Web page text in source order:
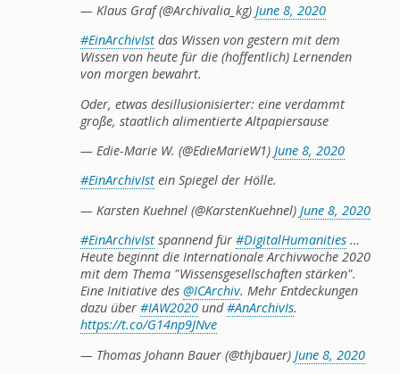
— Klaus Graf (@Archivalia_kg) June 8, 2020
#EinArchivIst das Wissen von gestern mit dem
Wissen von heute für die (hoffentlich) Lernenden
von morgen bewahrt.
Oder, etwas desillusionisierter: eine verdammt
große, staatlich alimentierte Altpapiersause
— Edie-Marie W. (@EdieMarieW1) June 8, 2020
#EinArchivIst ein Spiegel der Hölle.
— Karsten Kuehnel (@KarstenKuehnel) June 8, 2020
#EinArchivIst spannend für #DigitalHumanities …
Heute beginnt die Internationale Archivwoche 2020
mit dem Thema "Wissensgesellschaften stärken".
Eine Initiative des @ICArchiv. Mehr Entdeckungen
dazu über #IAW2020 und#AnArchivIs.
https://t.co/G14np9JNve
— Thomas Johann Bauer (@thjbauer) June 8, 2020